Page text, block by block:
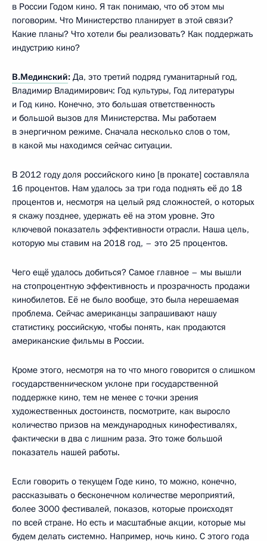
в России Годом кино. Я так понимаю, что об этом мы
поговорим. Что Министерство планирует в этой связи?
Какие планы? Что хотели бы реализовать? Как поддержать
индустрию кино?
В.Мединский: Да, это третий подряд гуманитарный год,
Владимир Владимирович: Год культуры, Год литературы
и Год кино. Конечно, это большая ответственность
и большой вызов для Министерства. Мы работаем
в энергичном режиме. Сначала несколько слов о том,
в какой мы находимся сейчас ситуации.
В 2012 году доля российского кино [в прокате] составляла
16 процентов. Нам удалось за три года поднять её до 18
процентов и, несмотря на целый ряд сложностей, о которых
я скажу позднее, удержать её на этом уровне. Это
ключевой показатель эффективности отрасли. Наша цель,
которую мы ставим на 2018 год, – это 25 процентов.
Чего ещё удалось добиться? Самое главное – мы вышли
на стопроцентную эффективность и прозрачность продажи
кинобилетов. Её не было вообще, это была нерешаемая
проблема. Сейчас американцы запрашивают нашу
статистику, российскую, чтобы понять, как продаются
американские фильмы в России.
Кроме этого, несмотря на то что много говорится о слишком
государственническом уклоне при государственной
поддержке кино, тем не менее с точки зрения
художественных достоинств, посмотрите, как выросло
количество призов на международных кинофестивалях,
фактически в два с лишним раза. Это тоже большой
показатель нашей работы.
Если говорить о текущем Годе кино, то можно, конечно,
рассказывать о бесконечном количестве мероприятий,
более 3000 фестивалей, показов, которые происходят
по всей стране. Но есть и масштабные акции, которые мы
будем делать системно. Например, ночь кино. С этого года